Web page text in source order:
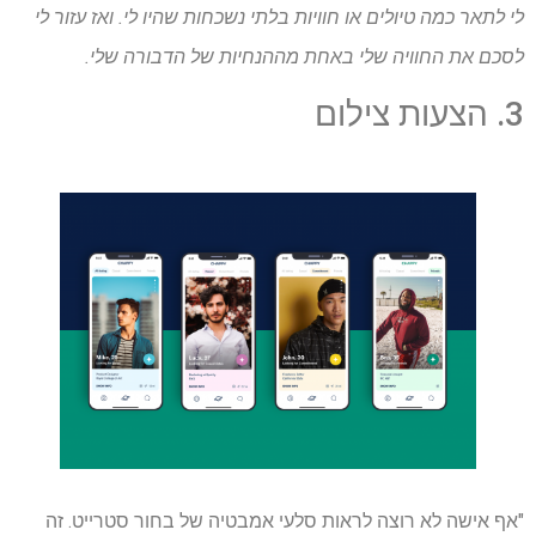
לי לתאר כמה טיולים או חוויות בלתי נשכחות שהיו לי. ואז עזור לי
לסכם את החוויה שלי באחת מההנחיות של הדבורה שלי.
3. הצעות צילום
"אף אישה לא רוצה לראות סלעי אמבטיה של בחור סטרייט. זה